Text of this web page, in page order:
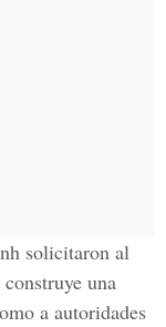
solicitaron al
una
a autoridades